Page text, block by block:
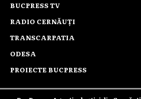
BUCPRESS TV
RADIO CERNĂUȚI
TRANSCARPATIA
ODESA
PROIECTE BUCPRESS